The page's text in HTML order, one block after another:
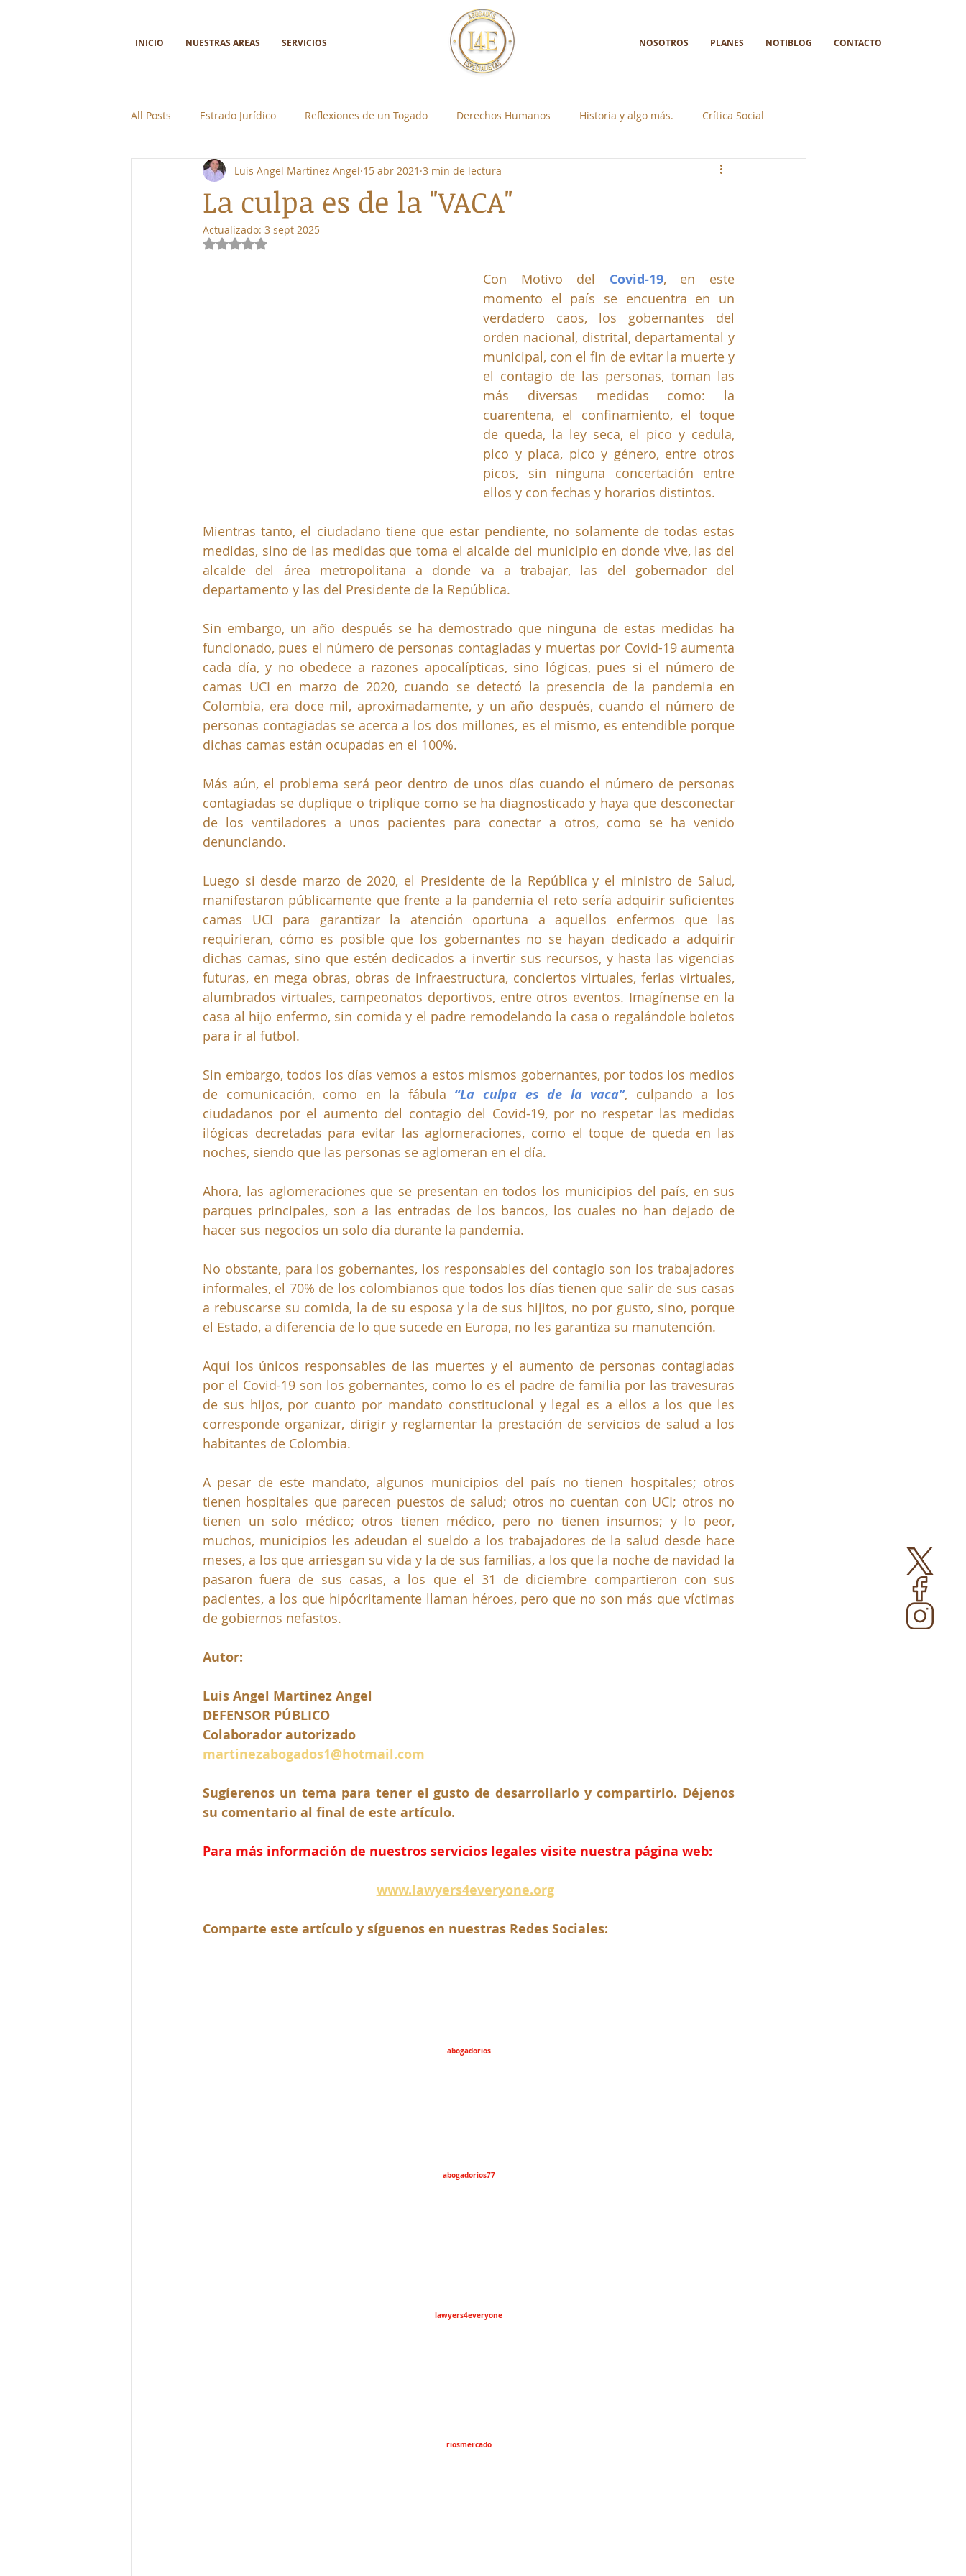
INICIO NUESTRAS AREAS SERVICIOS NOSOTROS PLANES NOTIBLOG CONTACTO
All Posts Estrado Jurídico Reflexiones de un Togado Derechos Humanos Historia y algo más. Crítica Social
Ciencia y tecnología Colabora con Nosotros Control Social Individual
La culpa es de la "VACA"
Luis Angel Martinez Angel 15 abr 2021 3 min de lectura
Actualizado: 3 sept 2025
Obtuvo NaN de 5 estrellas.
Con Motivo del Covid-19, en este
momento el país se encuentra en un
verdadero caos, los gobernantes del
orden nacional, distrital, departamental y
municipal, con el fin de evitar la muerte y
el contagio de las personas, toman las
más diversas medidas como: la
cuarentena, el confinamiento, el toque
de queda, la ley seca, el pico y cedula,
pico y placa, pico y género, entre otros
picos, sin ninguna concertación entre
ellos y con fechas y horarios distintos.
Mientras tanto, el ciudadano tiene que estar pendiente, no solamente de todas estas
medidas, sino de las medidas que toma el alcalde del municipio en donde vive, las del
alcalde del área metropolitana a donde va a trabajar, las del gobernador del
departamento y las del Presidente de la República.
Sin embargo, un año después se ha demostrado que ninguna de estas medidas ha
funcionado, pues el número de personas contagiadas y muertas por Covid-19 aumenta
cada día, y no obedece a razones apocalípticas, sino lógicas, pues si el número de
camas UCI en marzo de 2020, cuando se detectó la presencia de la pandemia en
Colombia, era doce mil, aproximadamente, y un año después, cuando el número de
personas contagiadas se acerca a los dos millones, es el mismo, es entendible porque
dichas camas están ocupadas en el 100%.
Más aún, el problema será peor dentro de unos días cuando el número de personas
contagiadas se duplique o triplique como se ha diagnosticado y haya que desconectar
de los ventiladores a unos pacientes para conectar a otros, como se ha venido
denunciando.
Luego si desde marzo de 2020, el Presidente de la República y el ministro de Salud,
manifestaron públicamente que frente a la pandemia el reto sería adquirir suficientes
camas UCI para garantizar la atención oportuna a aquellos enfermos que las
requirieran, cómo es posible que los gobernantes no se hayan dedicado a adquirir
dichas camas, sino que estén dedicados a invertir sus recursos, y hasta las vigencias
futuras, en mega obras, obras de infraestructura, conciertos virtuales, ferias virtuales,
alumbrados virtuales, campeonatos deportivos, entre otros eventos. Imagínense en la
casa al hijo enfermo, sin comida y el padre remodelando la casa o regalándole boletos
para ir al futbol.
Sin embargo, todos los días vemos a estos mismos gobernantes, por todos los medios
de comunicación, como en la fábula “La culpa es de la vaca”, culpando a los
ciudadanos por el aumento del contagio del Covid-19, por no respetar las medidas
ilógicas decretadas para evitar las aglomeraciones, como el toque de queda en las
noches, siendo que las personas se aglomeran en el día.
Ahora, las aglomeraciones que se presentan en todos los municipios del país, en sus
parques principales, son a las entradas de los bancos, los cuales no han dejado de
hacer sus negocios un solo día durante la pandemia.
No obstante, para los gobernantes, los responsables del contagio son los trabajadores
informales, el 70% de los colombianos que todos los días tienen que salir de sus casas
a rebuscarse su comida, la de su esposa y la de sus hijitos, no por gusto, sino, porque
el Estado, a diferencia de lo que sucede en Europa, no les garantiza su manutención.
Aquí los únicos responsables de las muertes y el aumento de personas contagiadas
por el Covid-19 son los gobernantes, como lo es el padre de familia por las travesuras
de sus hijos, por cuanto por mandato constitucional y legal es a ellos a los que les
corresponde organizar, dirigir y reglamentar la prestación de servicios de salud a los
habitantes de Colombia.
A pesar de este mandato, algunos municipios del país no tienen hospitales; otros
tienen hospitales que parecen puestos de salud; otros no cuentan con UCI; otros no
tienen un solo médico; otros tienen médico, pero no tienen insumos; y lo peor,
muchos, municipios les adeudan el sueldo a los trabajadores de la salud desde hace
meses, a los que arriesgan su vida y la de sus familias, a los que la noche de navidad la
pasaron fuera de sus casas, a los que el 31 de diciembre compartieron con sus
pacientes, a los que hipócritamente llaman héroes, pero que no son más que víctimas
de gobiernos nefastos.
Autor:
Luis Angel Martinez Angel
DEFENSOR PÚBLICO
Colaborador autorizado
martinezabogados1@hotmail.com
Sugíerenos un tema para tener el gusto de desarrollarlo y compartirlo. Déjenos
su comentario al final de este artículo.
Para más información de nuestros servicios legales visite nuestra página web:
www.lawyers4everyone.org
Comparte este artículo y síguenos en nuestras Redes Sociales:
abogadorios
abogadorios77
lawyers4everyone
riosmercado